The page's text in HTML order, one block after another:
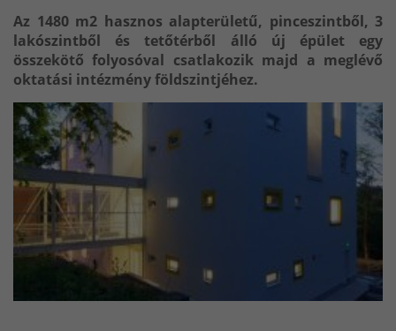
Az 1480 m2 hasznos alapterületű, pinceszintből, 3
lakószintből és tetőtérből álló új épület egy
összekötő folyosóval csatlakozik majd a meglévő
oktatási intézmény földszintjéhez.